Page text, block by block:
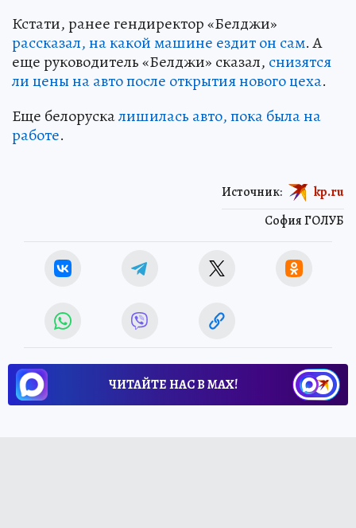
Кстати, ранее гендиректор «Белджи»
рассказал, на какой машине ездит он сам. А
еще руководитель «Белджи» сказал, снизятся
ли цены на авто после открытия нового цеха.
Еще белорускалишилась авто, пока была на
работе.
София ГОЛУБ
Источник: kp.ru
ЧИТАЙТЕ НАС В МАХ!